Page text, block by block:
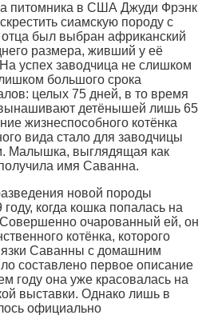
питомника в США Джуди Фрэнк
сиамскую породу с
был выбран африканский
размера, живший у её
успех заводчица не слишком
большого срока
целых 75 дней, в то время
детёнышей лишь 65
жизнеспособного котёнка
вида стало для заводчицы
Малышка, выглядящая как
имя Саванна.
новой породы
когда кошка попалась на
Совершенно очарованный ей, он
котёнка, которого
Саванны с домашним
составлено первое описание
году она уже красовалась на
выставки. Однако лишь в
официально